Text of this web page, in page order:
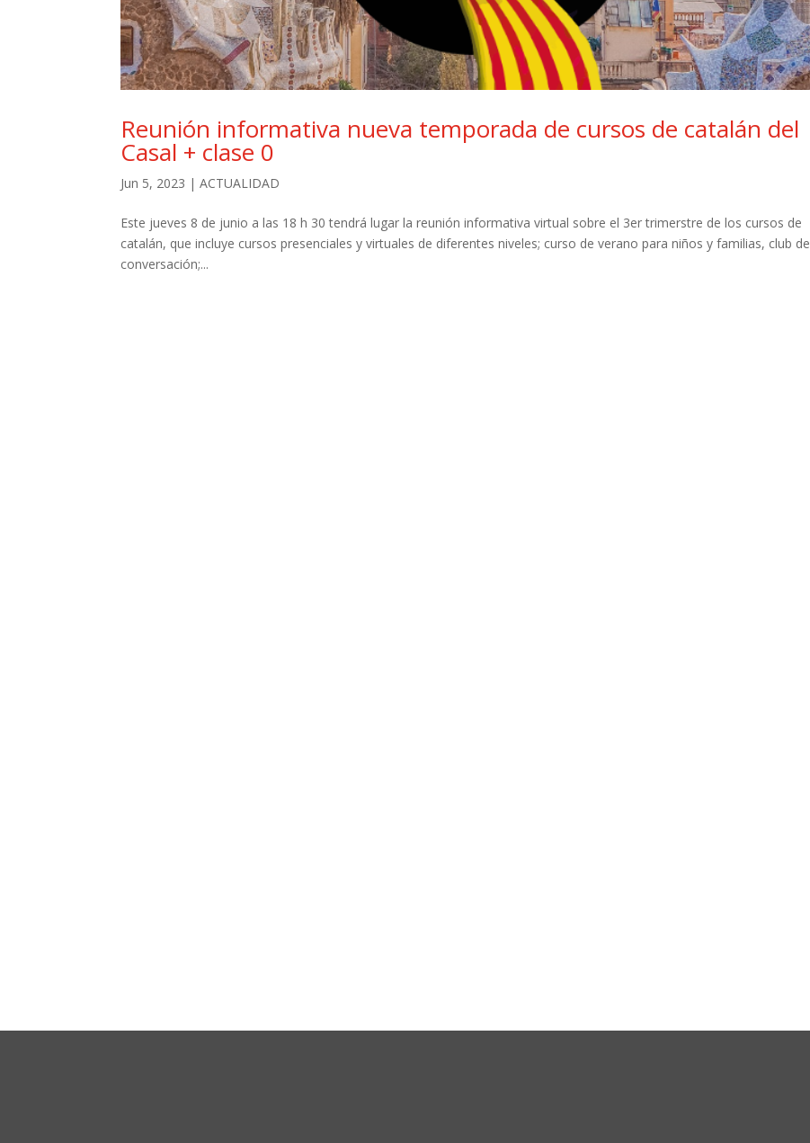
Reunión informativa nueva temporada de cursos de catalán del
Casal + clase 0
Jun 5, 2023 |ACTUALIDAD
Este jueves 8 de junio a las 18 h 30 tendrá lugar la reunión informativa virtual sobre el 3er trimerstre de los cursos de
catalán, que incluye cursos presenciales y virtuales de diferentes niveles; curso de verano para niños y familias, club de
conversación;...